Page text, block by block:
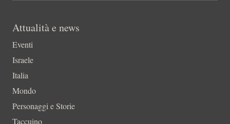
Attualità e news
Eventi
Israele
Italia
Mondo
Personaggi e Storie
Taccuino